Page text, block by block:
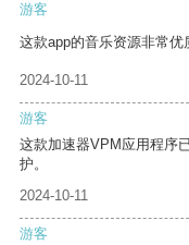
游客
这款app的音乐资源非常优
2024-10-11
游客
这款加速器VPM应用程序
护。
2024-10-11
游客